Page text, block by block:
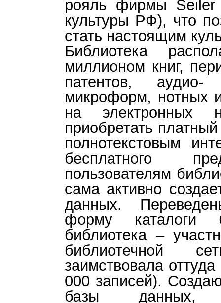
рояль фирмы Seiler
культуры РФ), что
стать настоящим
Библиотека
миллионом книг,
патентов,
микроформ, нотных
на электронных
приобретать
полнотекстовым
бесплатного
пользователям
сама активно
данных.
форму каталоги
библиотека –
библиотечной
заимствовала
000 записей).
базы данных,